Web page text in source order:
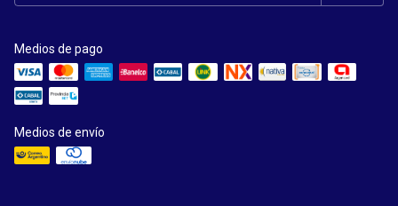
Medios de pago
Medios de envío